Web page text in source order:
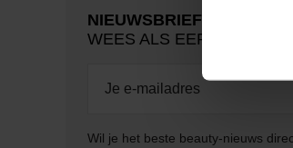
NIEUWSBRIEF
WEES ALS EERSTE OP
Wil je het beste beauty-nieuws